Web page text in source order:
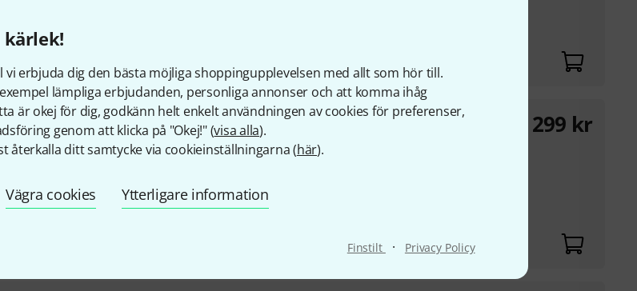
kärlek!
vi erbjuda dig den bästa möjliga shoppingupplevelsen med allt som hör till.
lämpliga erbjudanden, personliga annonser och att komma ihåg
är okej för dig, godkänn helt enkelt användningen av cookies för preferenser,
genom att klicka på "Okej!" (visa alla).
återkalla ditt samtycke via cookieinställningarna (här).
Vägra cookies Ytterligare information
Finstilt · Privacy Policy
i lager
DuratrussPRO Mounting Plate 300kg
Suitable for pipes with a diameter of 48 to 51 mm
299 kr